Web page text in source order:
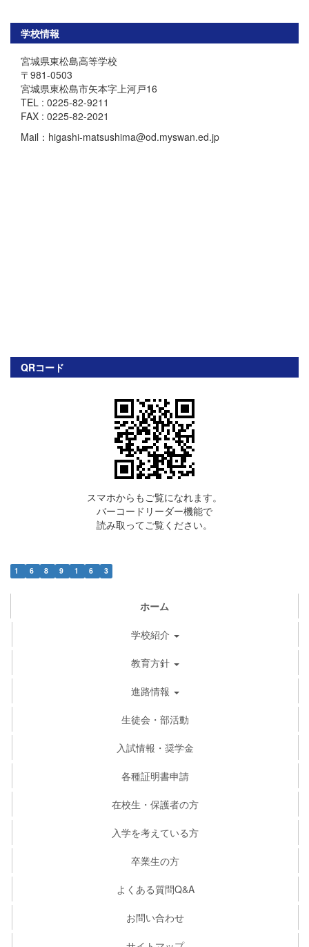
学校情報
宮城県東松島高等学校
〒981-0503
宮城県東松島市矢本字上河戸16
TEL : 0225-82-9211
FAX : 0225-82-2021
Mail：higashi-matsushima@od.myswan.ed.jp
QRコード
スマホからもご覧になれます。
バーコードリーダー機能で
読み取ってご覧ください。
1 6 8 9 1 6 3
ホーム
学校紹介
教育方針
進路情報
生徒会・部活動
入試情報・奨学金
各種証明書申請
在校生・保護者の方
入学を考えている方
卒業生の方
よくある質問Q&A
お問い合わせ